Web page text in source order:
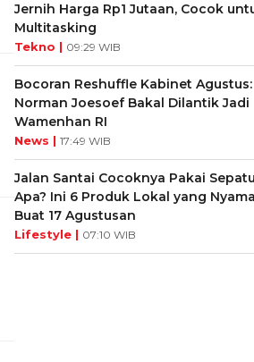
Jernih Harga Rp1 Jutaan, Cocok
Multitasking
Tekno | 09:29 WIB
Bocoran Reshuffle Kabinet Agustus:
Norman Joesoef Bakal Dilantik Jadi
Wamenhan RI
News | 17:49 WIB
Jalan Santai Cocoknya Pakai Sepatu
Apa? Ini 6 Produk Lokal yang
Buat 17 Agustusan
Lifestyle | 07:10 WIB